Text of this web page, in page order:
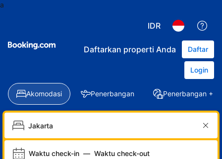
a
IDR
Daftarkan properti Anda Daftar
Login
Akomodasi Penerbangan Penerbangan +
Waktu check-in — Waktu check-out